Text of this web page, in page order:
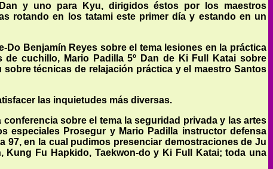
y uno para Kyu, dirigidos éstos por los maestros
rotando en los tatami este primer día y estando en un
Benjamín Reyes sobre el tema lesiones en la práctica
cuchillo, Mario Padilla 5º Dan de Ki Full Katai sobre
técnicas de relajación práctica y el maestro Santos
las inquietudes más diversas.
sobre el tema la seguridad privada y las artes
especiales Prosegur y Mario Padilla instructor defensa
en la cual pudimos presenciar demostraciones de Ju
Kung Fu Hapkido, Taekwon-do y Ki Full Katai; toda una